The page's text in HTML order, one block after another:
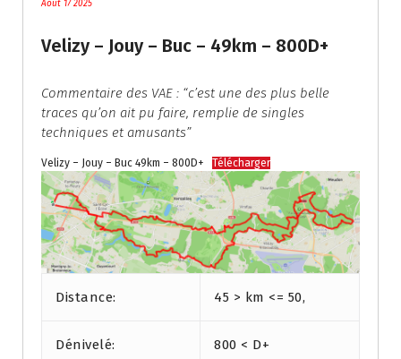
Août 17 2025
Velizy – Jouy – Buc – 49km – 800D+
Commentaire des VAE : “c’est une des plus belle
traces qu’on ait pu faire, remplie de singles
techniques et amusants”
Velizy – Jouy – Buc 49km – 800D+ Télécharger
Distance: 45 > km <= 50,
Dénivelé: 800 < D+